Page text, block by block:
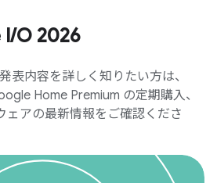
I/O 2026
表内容を詳しく知りたい方は、
Home Premium の定期購入、
ェアの最新情報をご確認くださ